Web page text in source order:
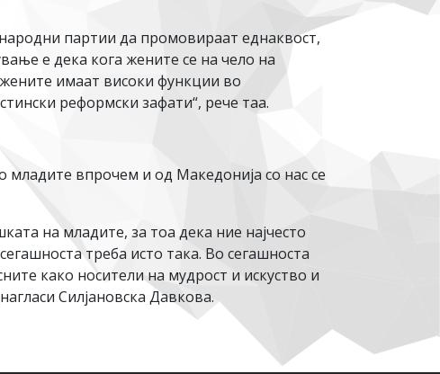
партии да промовираат еднаквост,
е дека кога жените се на чело на
имаат високи функции во
реформски зафати“, рече таа.
младите впрочем и од Македонија со нас се
на младите, за тоа дека ние најчесто
треба исто така. Во сегашноста
како носители на мудрост и искуство и
Силјановска Давкова.